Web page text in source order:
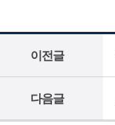
이전글
다음글